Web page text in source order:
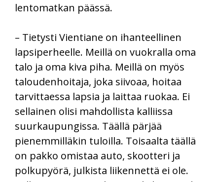
lentomatkan päässä.
– Tietysti Vientiane on ihanteellinen
lapsiperheelle. Meillä on vuokralla oma
talo ja oma kiva piha. Meillä on myös
taloudenhoitaja, joka siivoaa, hoitaa
tarvittaessa lapsia ja laittaa ruokaa. Ei
sellainen olisi mahdollista kalliissa
suurkaupungissa. Täällä pärjää
pienemmilläkin tuloilla. Toisaalta täällä
on pakko omistaa auto, skootteri ja
polkupyörä, julkista liikennettä ei ole.